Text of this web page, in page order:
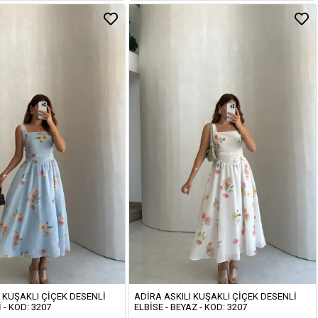
ÇIÇEK DESENLI
- KOD: 3207
ADIRA ASKILI KUŞAKLI ÇIÇEK DESENLI
ELBISE - BEYAZ - KOD: 3207